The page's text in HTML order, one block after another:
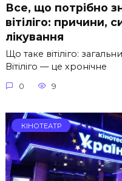
Все, що потрібно
вітіліго: причини,
лікування
Що таке вітіліго:
Вітіліго — це хронічне
0 9
КІНОТЕАТР